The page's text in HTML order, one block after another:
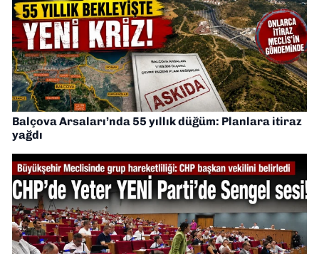
Balçova Arsaları’nda 55 yıllık düğüm: Planlara itiraz
yağdı